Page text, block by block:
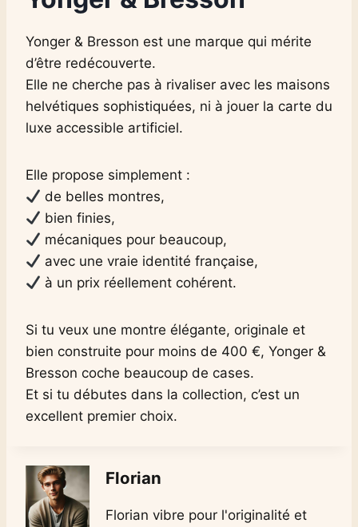
Yonger & Bresson est une marque qui mérite
d’être redécouverte.
Elle ne cherche pas à rivaliser avec les maisons
helvétiques sophistiquées, ni à jouer la carte du
luxe accessible artificiel.
Elle propose simplement :
de belles montres,
bien finies,
mécaniques pour beaucoup,
avec une vraie identité française,
à un prix réellement cohérent.
Si tu veux une montre élégante, originale et
bien construite pour moins de 400 €, Yonger &
Bresson coche beaucoup de cases.
Et si tu débutes dans la collection, c’est un
excellent premier choix.
Florian
Florian vibre pour l'originalité et